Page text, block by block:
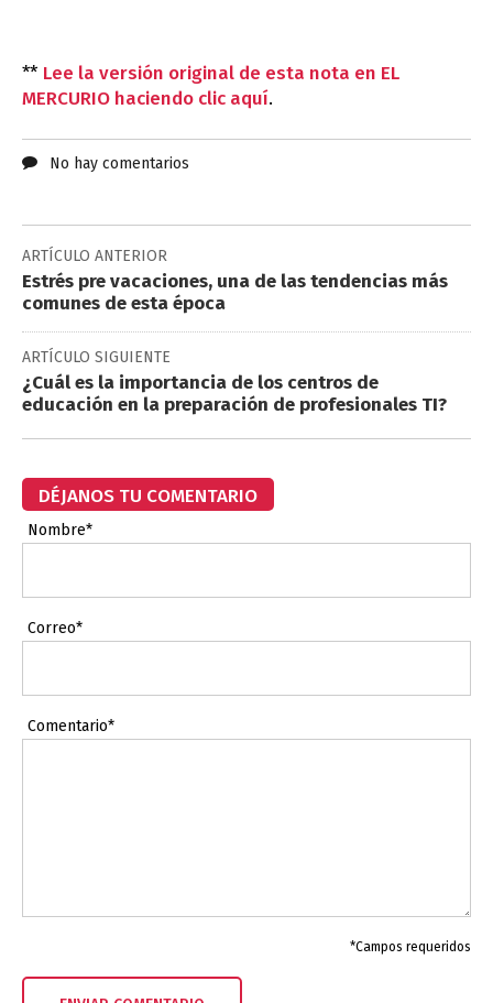
** Lee la versión original de esta nota en EL
MERCURIO haciendo clic aquí.
No hay comentarios
ARTÍCULO ANTERIOR
Estrés pre vacaciones, una de las tendencias más
comunes de esta época
ARTÍCULO SIGUIENTE
¿Cuál es la importancia de los centros de
educación en la preparación de profesionales TI?
DÉJANOS TU COMENTARIO
Nombre*
Correo*
Comentario*
*Campos requeridos